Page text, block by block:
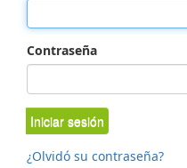
Contraseña
Iniciar sesión
¿Olvidó su contraseña?